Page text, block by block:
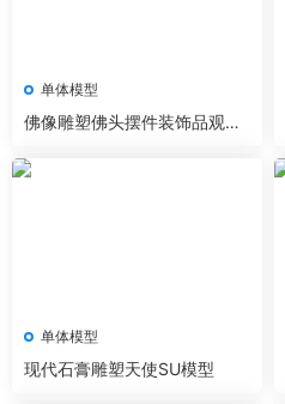
单体模型
佛像雕塑佛头摆件装饰品观音
单体模型
现代石膏雕塑天使SU模型